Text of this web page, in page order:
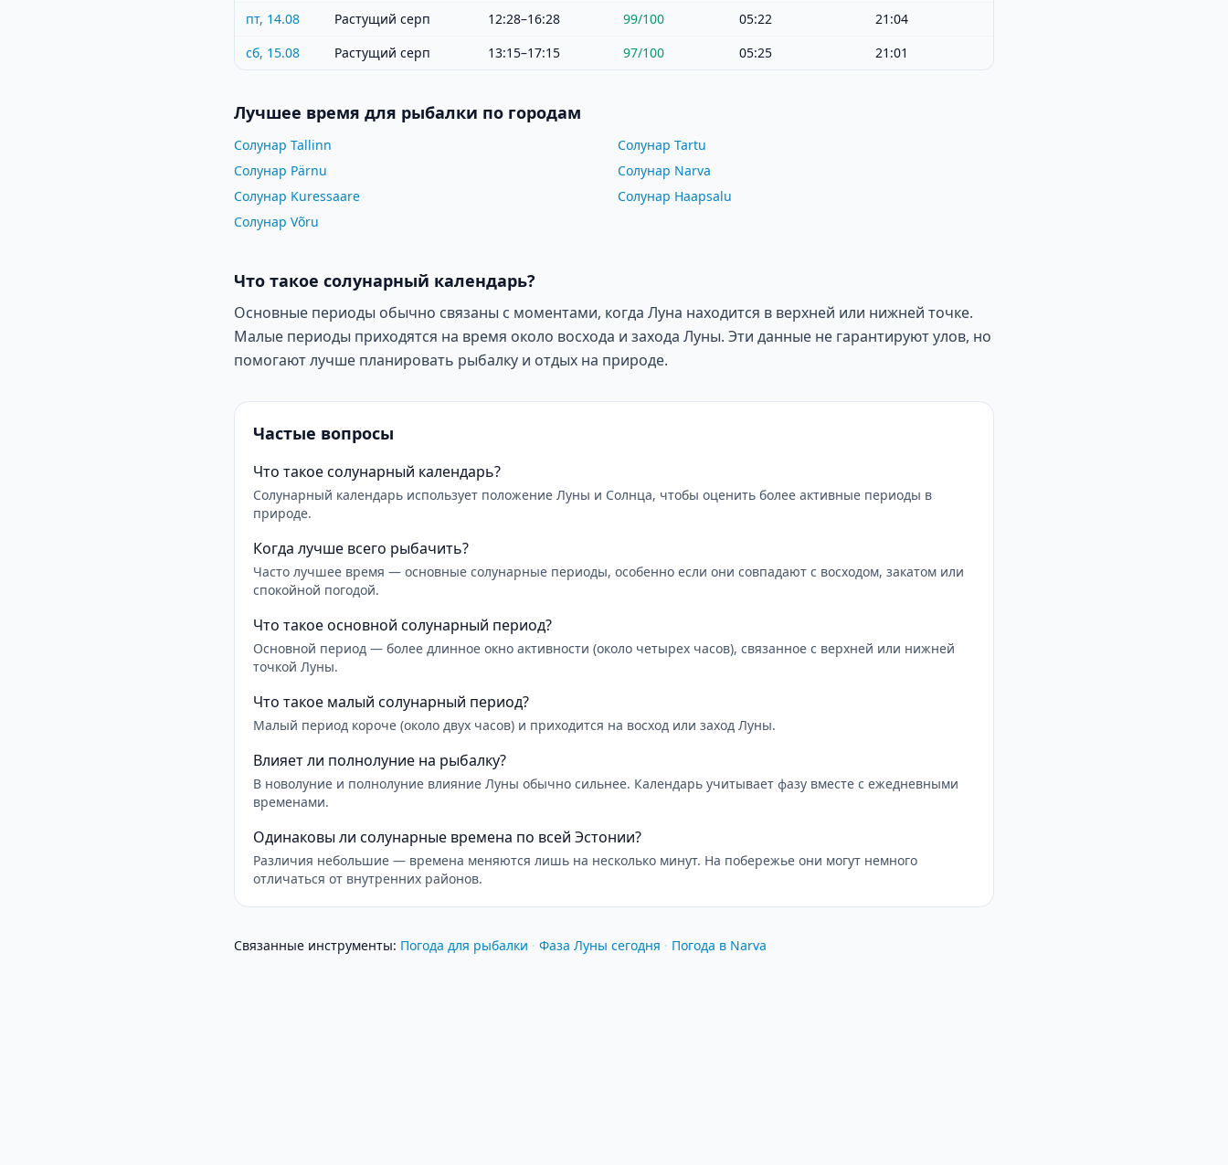
пт, 14.08
Растущий серп 12:28–16:28 99/100 05:22
21:04
сб, 15.08
Растущий серп 13:15–17:15 97/100 05:25 21:01
Лучшее время для рыбалки по городам
Солунар Tallinn
Солунар Tartu
Солунар Pärnu
Солунар Narva
Солунар Kuressaare
Солунар Haapsalu
Солунар Võru
Что такое солунарный календарь?
Основные периоды обычно связаны с моментами, когда Луна находится в верхней или нижней точке.
Малые периоды приходятся на время около восхода и захода Луны. Эти данные не гарантируют улов, но
помогают лучше планировать рыбалку и отдых на природе.
Частые вопросы
Что такое солунарный календарь?
Солунарный календарь использует положение Луны и Солнца, чтобы оценить более активные периоды в
природе.
Когда лучше всего рыбачить?
Часто лучшее время — основные солунарные периоды, особенно если они совпадают с восходом, закатом или
спокойной погодой.
Что такое основной солунарный период?
Основной период — более длинное окно активности (около четырех часов), связанное с верхней или нижней
точкой Луны.
Что такое малый солунарный период?
Малый период короче (около двух часов) и приходится на восход или заход Луны.
Влияет ли полнолуние на рыбалку?
В новолуние и полнолуние влияние Луны обычно сильнее. Календарь учитывает фазу вместе с ежедневными
временами.
Одинаковы ли солунарные времена по всей Эстонии?
Различия небольшие — времена меняются лишь на несколько минут. На побережье они могут немного
отличаться от внутренних районов.
Связанные инструменты: Погода для рыбалки · Фаза Луны сегодня · Погода в Narva